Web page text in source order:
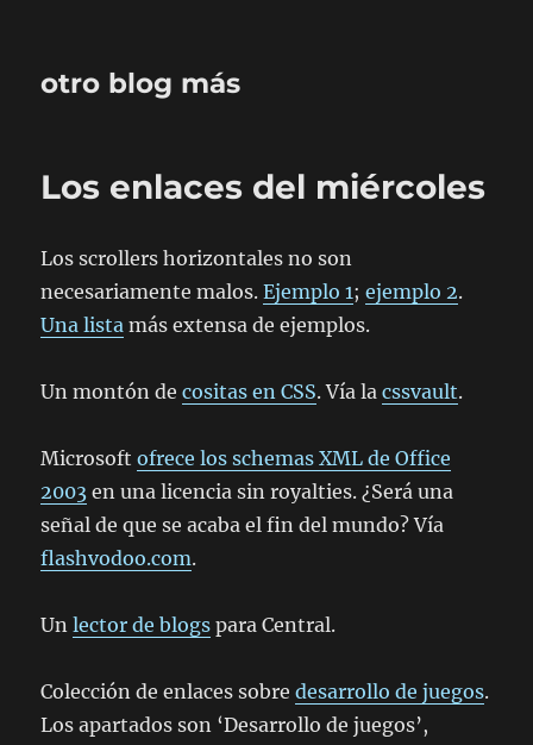
otro blog más
Los enlaces del miércoles
Los scrollers horizontales no son
necesariamente malos.Ejemplo 1;ejemplo 2.
Una lista más extensa de ejemplos.
Un montón decositas en CSS. Vía lacssvault.
Microsoftofrece los schemas XML de Office
2003 en una licencia sin royalties. ¿Será una
señal de que se acaba el fin del mundo? Vía
flashvodoo.com.
Unlector de blogs para Central.
Colección de enlaces sobredesarrollo de juegos.
Los apartados son ‘Desarrollo de juegos’,